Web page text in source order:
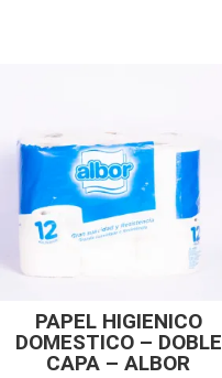
PAPEL HIGIENICO
DOMESTICO – DOBLE
CAPA – ALBOR